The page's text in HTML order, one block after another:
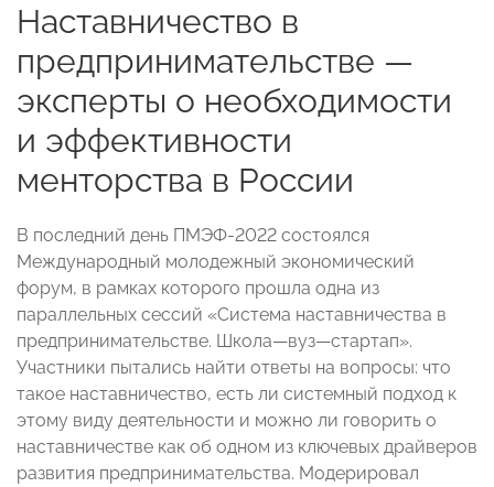
Наставничество в
предпринимательстве —
эксперты о необходимости
и эффективности
менторства в России
В последний день ПМЭФ-2022 состоялся
Международный молодежный экономический
форум, в рамках которого прошла одна из
параллельных сессий «Система наставничества в
предпринимательстве. Школа—вуз—стартап».
Участники пытались найти ответы на вопросы: что
такое наставничество, есть ли системный подход к
этому виду деятельности и можно ли говорить о
наставничестве как об одном из ключевых драйверов
развития предпринимательства. Модерировал